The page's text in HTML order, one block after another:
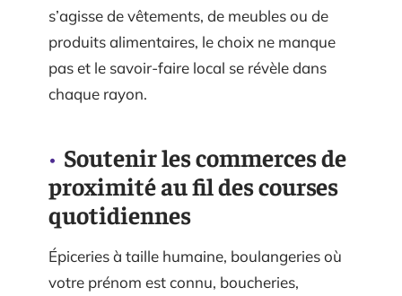
s’agisse de vêtements, de meubles ou de
produits alimentaires, le choix ne manque
pas et le savoir-faire local se révèle dans
chaque rayon.
Soutenir les commerces de
proximité au fil des courses
quotidiennes
Épiceries à taille humaine, boulangeries où
votre prénom est connu, boucheries,